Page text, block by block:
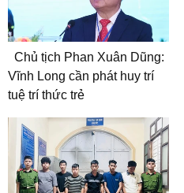
Chủ tịch Phan Xuân Dũng:
Vĩnh Long cần phát huy trí
tuệ trí thức trẻ